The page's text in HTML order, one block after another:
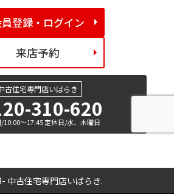
登録・ログイン
来店予約
古住宅専門店いばらき
310-620
10:00～17:45 定休日/水、木曜日
中古住宅専門店いばらき.